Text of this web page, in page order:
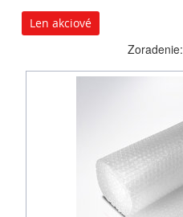
Len akciové
Zoradenie: